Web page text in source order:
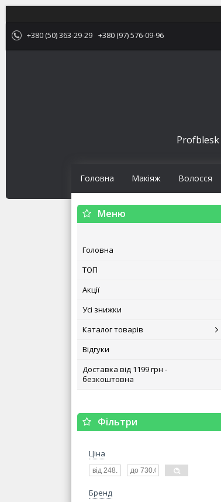
+380 (50) 363-29-29 +380 (97) 576-09-96
Profblesk
Головна Макіяж Волосся
Головна
ТОП
Акції
Усі знижки
Каталог товарів
Відгуки
Доставка від 1199 грн -
безкоштовна
Фільтри
Ціна
Бренд